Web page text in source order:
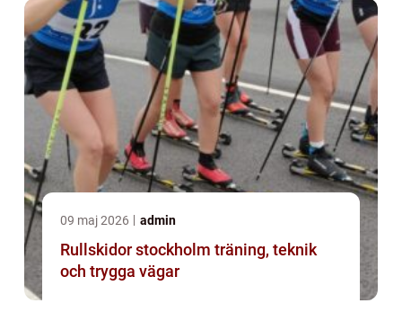
09 maj 2026 admin
Rullskidor stockholm träning, teknik
och trygga vägar